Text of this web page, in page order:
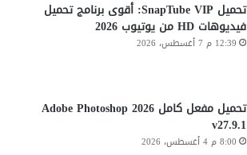
تحميل SnapTube VIP: أقوى برنامج تحميل
فيديوهات HD من يوتيوب 2026
12:39 م 7 أغسطس، 2026
تحميل مفعل كامل Adobe Photoshop 2026
v27.9.1
8:00 م 4 أغسطس، 2026